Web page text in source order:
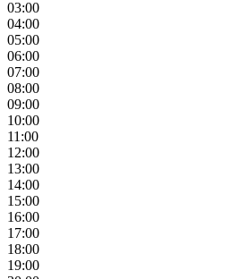
03:00
04:00
05:00
06:00
07:00
08:00
09:00
10:00
11:00
12:00
13:00
14:00
15:00
16:00
17:00
18:00
19:00